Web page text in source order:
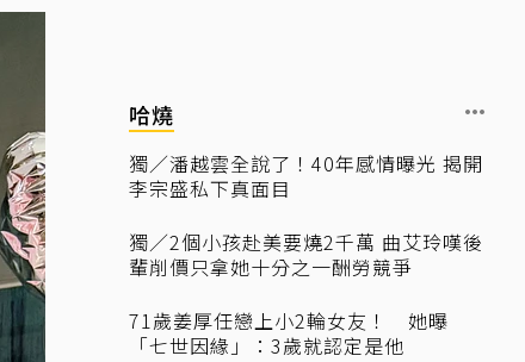
哈燒
獨／潘越雲全說了！40年感情曝光 揭開
李宗盛私下真面目
獨／2個小孩赴美要燒2千萬 曲艾玲嘆後
輩削價只拿她十分之一酬勞競爭
71歲姜厚任戀上小2輪女友！ 她曝
「七世因緣」：3歲就認定是他